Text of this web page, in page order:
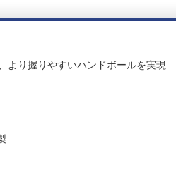
より握りやすいハンドボールを実現